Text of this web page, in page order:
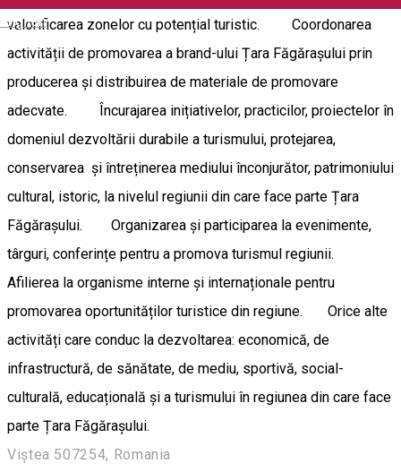
English
valorificarea zonelor cu potențial turistic. Coordonarea
activității de promovarea a brand-ului Țara Făgărașului prin
producerea și distribuirea de materiale de promovare
adecvate. Încurajarea inițiativelor, practicilor, proiectelor în
domeniul dezvoltării durabile a turismului, protejarea,
conservarea și întreținerea mediului înconjurător, patrimoniului
cultural, istoric, la nivelul regiunii din care face parte Țara
Făgărașului. Organizarea și participarea la evenimente,
târguri, conferințe pentru a promova turismul regiunii.
Afilierea la organisme interne și internaționale pentru
promovarea oportunităților turistice din regiune. Orice alte
activități care conduc la dezvoltarea: economică, de
infrastructură, de sănătate, de mediu, sportivă, social-
culturală, educațională și a turismului în regiunea din care face
parte Țara Făgărașului.
Viștea 507254, Romania